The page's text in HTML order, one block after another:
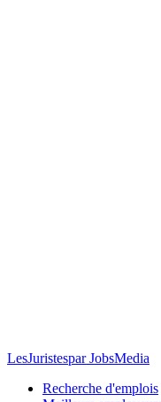
LesJuristespar JobsMedia
Recherche d'emplois